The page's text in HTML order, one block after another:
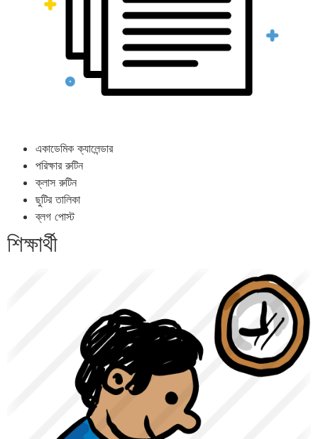
একাডেমিক ক্যালেন্ডার
পরিক্ষার রুটিন
ক্লাস রুটিন
ছুটির তালিকা
ব্লগ পোস্ট
শিক্ষার্থী